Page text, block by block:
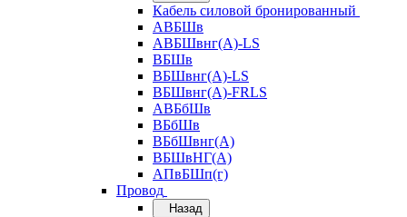
Кабель силовой бронированный
АВБШв
АВБШвнг(А)-LS
ВБШв
ВБШвнг(А)-LS
ВБШвнг(А)-FRLS
АВБбШв
ВБбШв
ВБбШвнг(А)
ВБШвНГ(А)
АПвБШп(г)
Провод
Назад